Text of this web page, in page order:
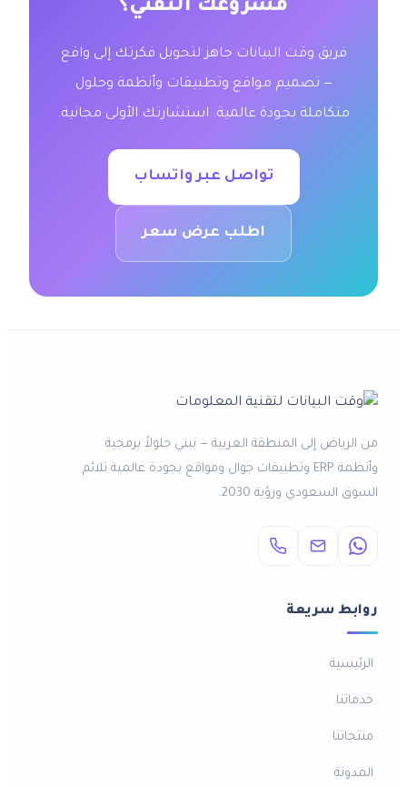
مشروعك التقني؟
فريق وقت البيانات جاهز لتحويل فكرتك إلى واقع
— تصميم مواقع وتطبيقات وأنظمة وحلول
متكاملة بجودة عالمية. استشارتك الأولى مجانية.
تواصل عبر واتساب
اطلب عرض سعر
من الرياض إلى المنطقة العربية — نبني حلولاً برمجية
وأنظمة ERP وتطبيقات جوال ومواقع بجودة عالمية تلائم
السوق السعودي ورؤية 2030.
روابط سريعة
الرئيسية
خدماتنا
منتجاتنا
المدونة